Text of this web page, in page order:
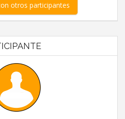
otros participantes